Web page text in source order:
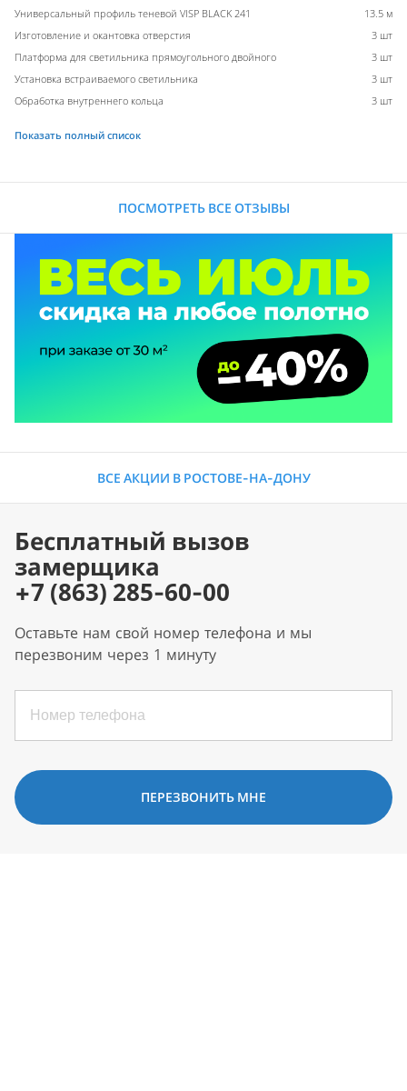
Универсальный профиль теневой VISP BLACK 241
13.5 м
Изготовление и окантовка отверстия
3 шт
Платформа для светильника прямоугольного двойного
3 шт
Установка встраиваемого светильника
3 шт
Обработка внутреннего кольца
3 шт
Показать полный список
ПОСМОТРЕТЬ ВСЕ ОТЗЫВЫ
ВСЕ АКЦИИ В РОСТОВЕ-НА-ДОНУ
Бесплатный вызов
замерщика
+7 (863) 285-60-00
Оставьте нам свой номер телефона и мы
перезвоним через 1 минуту
ПЕРЕЗВОНИТЬ МНЕ